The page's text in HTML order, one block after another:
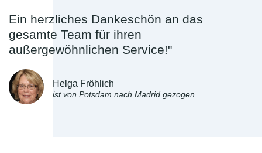
Ein herzliches Dankeschön an das
gesamte Team für ihren
außergewöhnlichen Service!"
Helga Fröhlich
ist von Potsdam nach Madrid gezogen.